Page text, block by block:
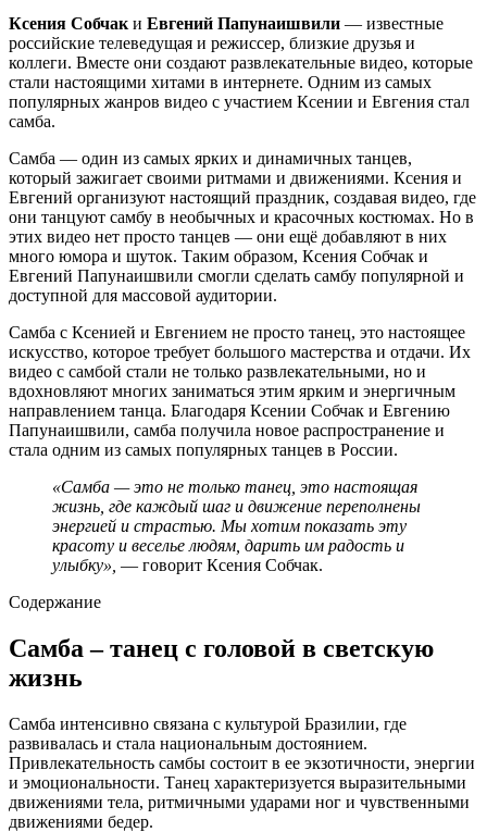
Ксения Собчак и Евгений Папунаишвили — известные
российские телеведущая и режиссер, близкие друзья и
коллеги. Вместе они создают развлекательные видео, которые
стали настоящими хитами в интернете. Одним из самых
популярных жанров видео с участием Ксении и Евгения стал
самба.
Самба — один из самых ярких и динамичных танцев,
который зажигает своими ритмами и движениями. Ксения и
Евгений организуют настоящий праздник, создавая видео, где
они танцуют самбу в необычных и красочных костюмах. Но в
этих видео нет просто танцев — они ещё добавляют в них
много юмора и шуток. Таким образом, Ксения Собчак и
Евгений Папунаишвили смогли сделать самбу популярной и
доступной для массовой аудитории.
Самба с Ксенией и Евгением не просто танец, это настоящее
искусство, которое требует большого мастерства и отдачи. Их
видео с самбой стали не только развлекательными, но и
вдохновляют многих заниматься этим ярким и энергичным
направлением танца. Благодаря Ксении Собчак и Евгению
Папунаишвили, самба получила новое распространение и
стала одним из самых популярных танцев в России.
«Самба — это не только танец, это настоящая
жизнь, где каждый шаг и движение переполнены
энергией и страстью. Мы хотим показать эту
красоту и веселье людям, дарить им радость и
улыбку», — говорит Ксения Собчак.
Содержание
Самба – танец с головой в светскую
жизнь
Самба интенсивно связана с культурой Бразилии, где
развивалась и стала национальным достоянием.
Привлекательность самбы состоит в ее экзотичности, энергии
и эмоциональности. Танец характеризуется выразительными
движениями тела, ритмичными ударами ног и чувственными
движениями бедер.